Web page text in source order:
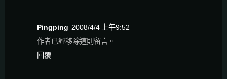
Pingping 2008/4/4 上午9:52
作者已經移除這則留言。
回覆